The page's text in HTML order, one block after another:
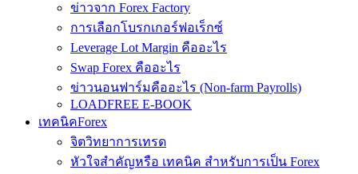
ข่าวจาก Forex Factory
การเลือกโบรกเกอร์ฟอเร็กซ์
Leverage Lot Margin คืออะไร
Swap Forex คืออะไร
ข่าวนอนฟาร์มคืออะไร (Non-farm Payrolls)
LOADFREE E-BOOK
เทคนิคForex
จิตวิทยาการเทรด
หัวใจสำคัญหรือ เทคนิค สำหรับการเป็น Forex